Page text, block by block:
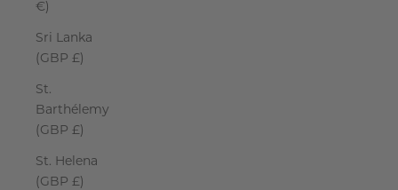
€)
Sri Lanka
(GBP £)
St.
Barthélemy
(GBP £)
St. Helena
(GBP £)